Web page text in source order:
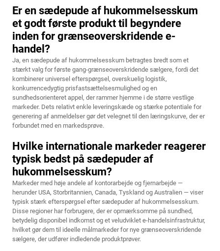
Er en sædepude af hukommelsesskum
et godt første produkt til begyndere
inden for grænseoverskridende e-
handel?
Ja, en sædepude af hukommelsesskum betragtes bredt som et
stærkt valg for første gang-grænseoverskridende sælgere, fordi det
kombinerer universel efterspørgsel, overskuelig logistik,
konkurrencedygtig prisfastsættelsesmulighed og en
sundhedsorienteret appel, der rammer hjemme i de større vestlige
markeder. Dets relativt enkle leveringskæde og stærke potentiale for
generering af anmeldelser gør det velegnet til den læringskurve, der er
forbundet med en markedsprøve.
Hvilke internationale markeder reagerer
typisk bedst på sædepuder af
hukommelsesskum?
Markeder med høje andele af kontorarbejde og fjernarbejde —
herunder USA, Storbritannien, Canada, Tyskland og Australien — viser
typisk stærk efterspørgsel efter sædepuder af hukommelsesskum.
Disse regioner har forbrugere, der er opmærksomme på sundhed,
betydelig disponibel indkomst og et veludviklet e-handelsinfrastruktur,
hvilket gør dem til ideelle målmarkeder for nye grænseoverskridende
sælgere, der udfører indledende produktprøver.